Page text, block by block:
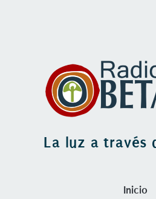
La luz a través
Inicio